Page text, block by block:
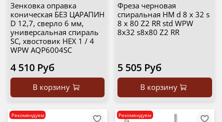
Зенковка оправка
коническая БЕЗ ЦАРАПИН
D 12,7, сверло 6 мм,
универсальная спираль
SC, хвостовик HEX 1 / 4
WPW AQP6004SC
4 510 Руб
В корзину
Фреза черновая
спиральная HM d 8 x 32 s
8 x 80 Z2 RR std WPW
8x32 s8x80 Z2 RR
5 505 Руб
В корзину
Рекомендуем Рекомендуем